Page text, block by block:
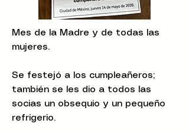
Mes de la Madre y de todas las
mujeres.
Se festejó a los cumpleañeros;
también se les dio a todos las
socias un obsequio y un pequeño
refrigerio.